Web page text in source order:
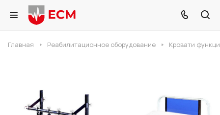
Главная Реабилитационное оборудование Кровати